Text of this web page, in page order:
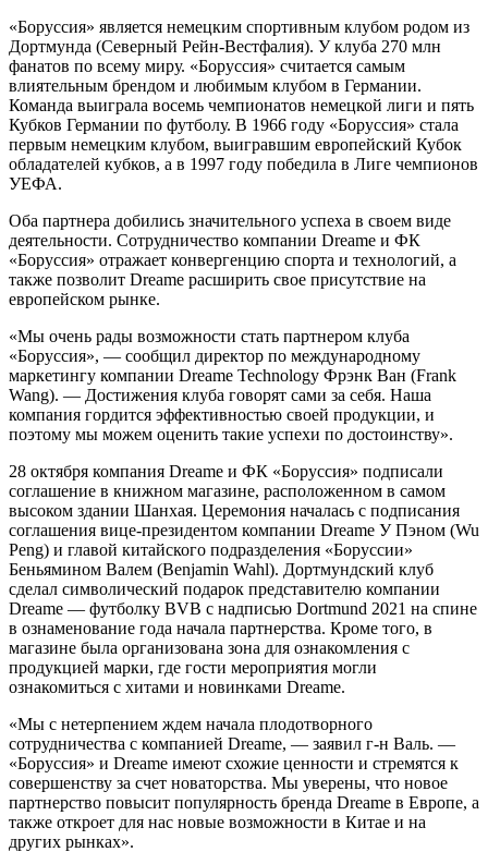
«Боруссия» является немецким спортивным клубом родом из
Дортмунда (Северный Рейн-Вестфалия). У клуба 270 млн
фанатов по всему миру. «Боруссия» считается самым
влиятельным брендом и любимым клубом в Германии.
Команда выиграла восемь чемпионатов немецкой лиги и пять
Кубков Германии по футболу. В 1966 году «Боруссия» стала
первым немецким клубом, выигравшим европейский Кубок
обладателей кубков, а в 1997 году победила в Лиге чемпионов
УЕФА.
Оба партнера добились значительного успеха в своем виде
деятельности. Сотрудничество компании Dreame и ФК
«Боруссия» отражает конвергенцию спорта и технологий, а
также позволит Dreame расширить свое присутствие на
европейском рынке.
«Мы очень рады возможности стать партнером клуба
«Боруссия», — сообщил директор по международному
маркетингу компании Dreame Technology Фрэнк Ван (Frank
Wang). — Достижения клуба говорят сами за себя. Наша
компания гордится эффективностью своей продукции, и
поэтому мы можем оценить такие успехи по достоинству».
28 октября компания Dreame и ФК «Боруссия» подписали
соглашение в книжном магазине, расположенном в самом
высоком здании Шанхая. Церемония началась с подписания
соглашения вице-президентом компании Dreame У Пэном (Wu
Peng) и главой китайского подразделения «Боруссии»
Беньямином Валем (Benjamin Wahl). Дортмундский клуб
сделал символический подарок представителю компании
Dreame — футболку BVB с надписью Dortmund 2021 на спине
в ознаменование года начала партнерства. Кроме того, в
магазине была организована зона для ознакомления с
продукцией марки, где гости мероприятия могли
ознакомиться с хитами и новинками Dreame.
«Мы с нетерпением ждем начала плодотворного
сотрудничества с компанией Dreame, — заявил г-н Валь. —
«Боруссия» и Dreame имеют схожие ценности и стремятся к
совершенству за счет новаторства. Мы уверены, что новое
партнерство повысит популярность бренда Dreame в Европе, а
также откроет для нас новые возможности в Китае и на
других рынках».